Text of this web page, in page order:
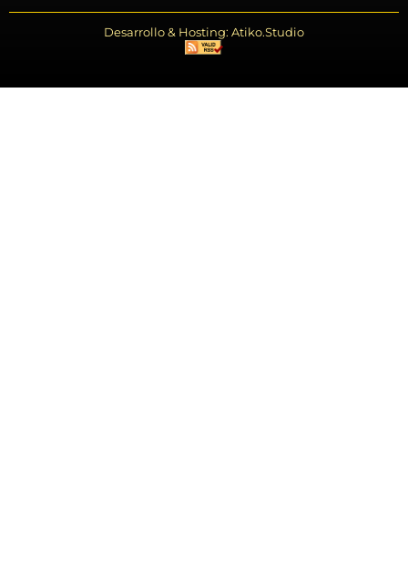
Desarrollo & Hosting: Atiko.Studio